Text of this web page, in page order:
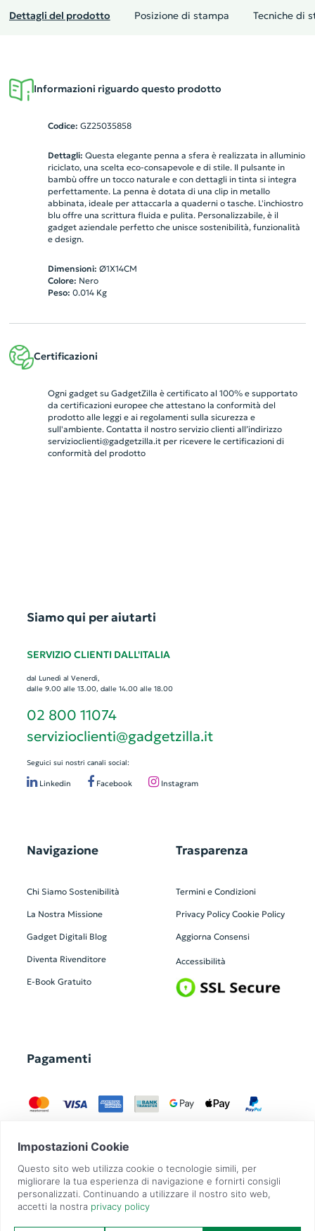
Dettagli del prodotto Posizione di stampa Tecniche di
Informazioni riguardo questo prodotto
Codice: GZ25035858
Dettagli: Questa elegante penna a sfera è realizzata in alluminio
riciclato, una scelta eco-consapevole e di stile. Il pulsante in
bambù offre un tocco naturale e con dettagli in tinta si integra
perfettamente. La penna è dotata di una clip in metallo
abbinata, ideale per attaccarla a quaderni o tasche. L'inchiostro
blu offre una scrittura fluida e pulita. Personalizzabile, è il
gadget aziendale perfetto che unisce sostenibilità, funzionalità
e design.
Dimensioni: Ø1X14CM
Colore: Nero
Peso: 0.014Kg
Certificazioni
Ogni gadget su GadgetZilla è certificato al 100% e supportato
da certificazioni europee che attestano la conformità del
prodotto alle leggi e ai regolamenti sulla sicurezza e
sull'ambiente. Contatta il nostro servizio clienti all’indirizzo
servizioclienti@gadgetzilla.itper ricevere le certificazioni di
conformità del prodotto
Siamo qui per aiutarti
SERVIZIO CLIENTI DALL'ITALIA
dal Lunedì al Venerdì,
dalle 9.00 alle 13.00, dalle 14.00 alle 18.00
02 800 11074
servizioclienti@gadgetzilla.it
Seguici sui nostri canali social:
Linkedin Facebook Instagram
Navigazione
Chi Siamo Sostenibilità
La Nostra Missione
Gadget Digitali Blog
Diventa Rivenditore
E-Book Gratuito
Trasparenza
Termini e Condizioni
Privacy Policy Cookie Policy
Aggiorna Consensi
Accessibilità
Pagamenti
GadgetZilla è un Brand di Overbi S.r.l.| realizzato con Contit
| © 2026 Tutti
i diritti riservati | P.IVA: 09351560967